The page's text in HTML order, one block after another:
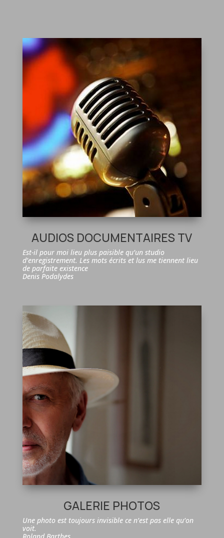
AUDIOS DOCUMENTAIRES TV
Est-il pour moi lieu plus paisible qu’un studio
d’enregistrement. Les mots écrits et lus me tiennent lieu
de parfaite existence
Denis Podalydes
GALERIE PHOTOS
Une photo est toujours invisible ce n’est pas elle qu’on
voit.
Roland Barthes